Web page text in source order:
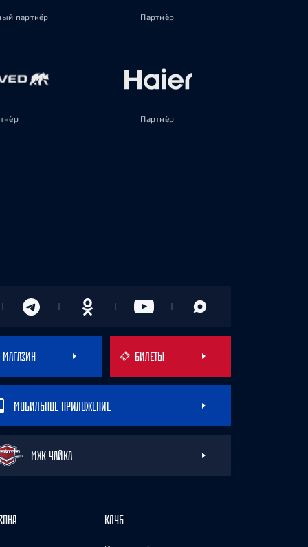
партнёр Партнёр
Партнёр
МАГАЗИН БИЛЕТЫ
МОБИЛЬНОЕ ПРИЛОЖЕНИЕ
МХК ЧАЙКА
КЛУБ